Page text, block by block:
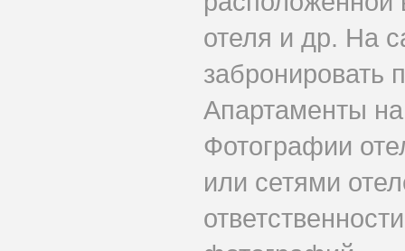
отеля и др. На
забронировать
Апартаменты
Фотографии
или сетями